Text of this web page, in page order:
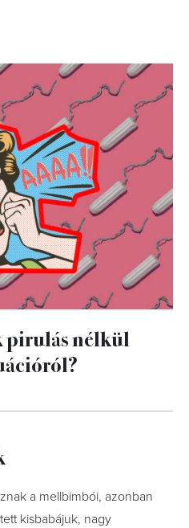
pirulás nélkül
a mellbimbói, azonban
kisbabájuk, nagy